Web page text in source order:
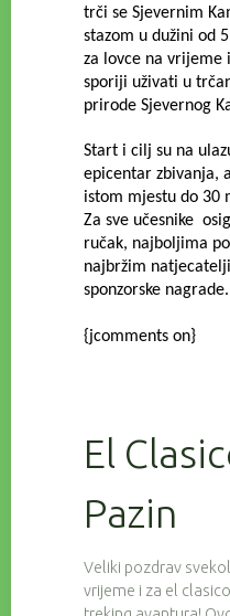
trči se Sjevernim
stazom u dužini od
za lovce na vrijeme
sporiji uživati u
prirode Sjevernog
Start i cilj su na
epicentar zbivanja,
istom mjestu do 30
Za sve učesnike
ručak, najboljima
najbržim
sponzorske nagrade.
{jcomments on}
El
Pazin
Veliki pozdrav
vrijeme i za el